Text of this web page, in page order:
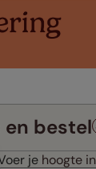
en bestel
je hoogte in